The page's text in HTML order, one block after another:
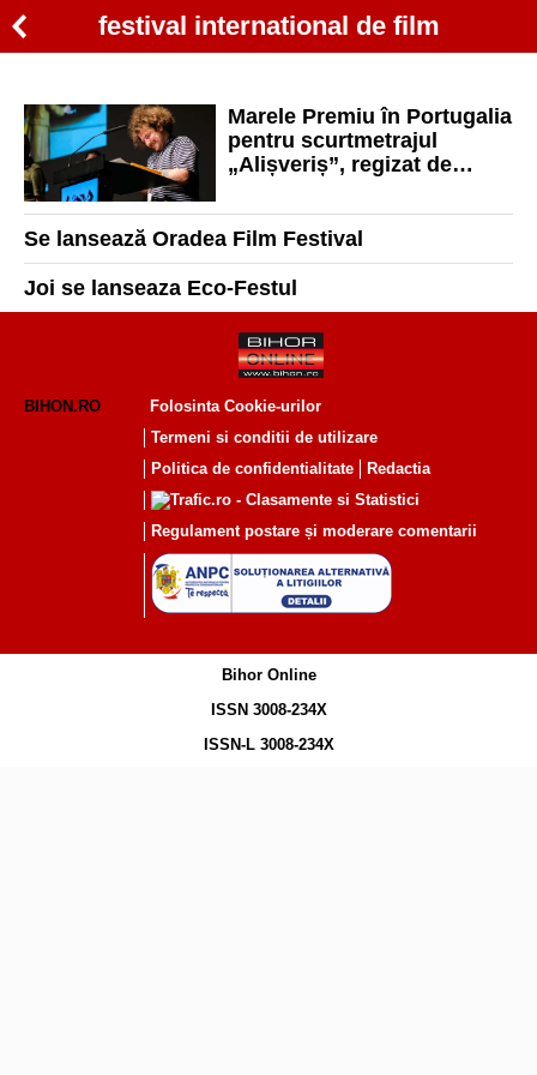
festival international de film
Marele Premiu în Portugalia
pentru scurtmetrajul
„Alișveriș”, regizat de
Se lansează Oradea Film Festival
Joi se lanseaza Eco-Festul
BIHON.RO
Folosinta Cookie-urilor
Termeni si conditii de utilizare
Politica de confidentialitate
Redactia
Regulament postare și moderare comentarii
Bihor Online
ISSN 3008-234X
ISSN-L 3008-234X